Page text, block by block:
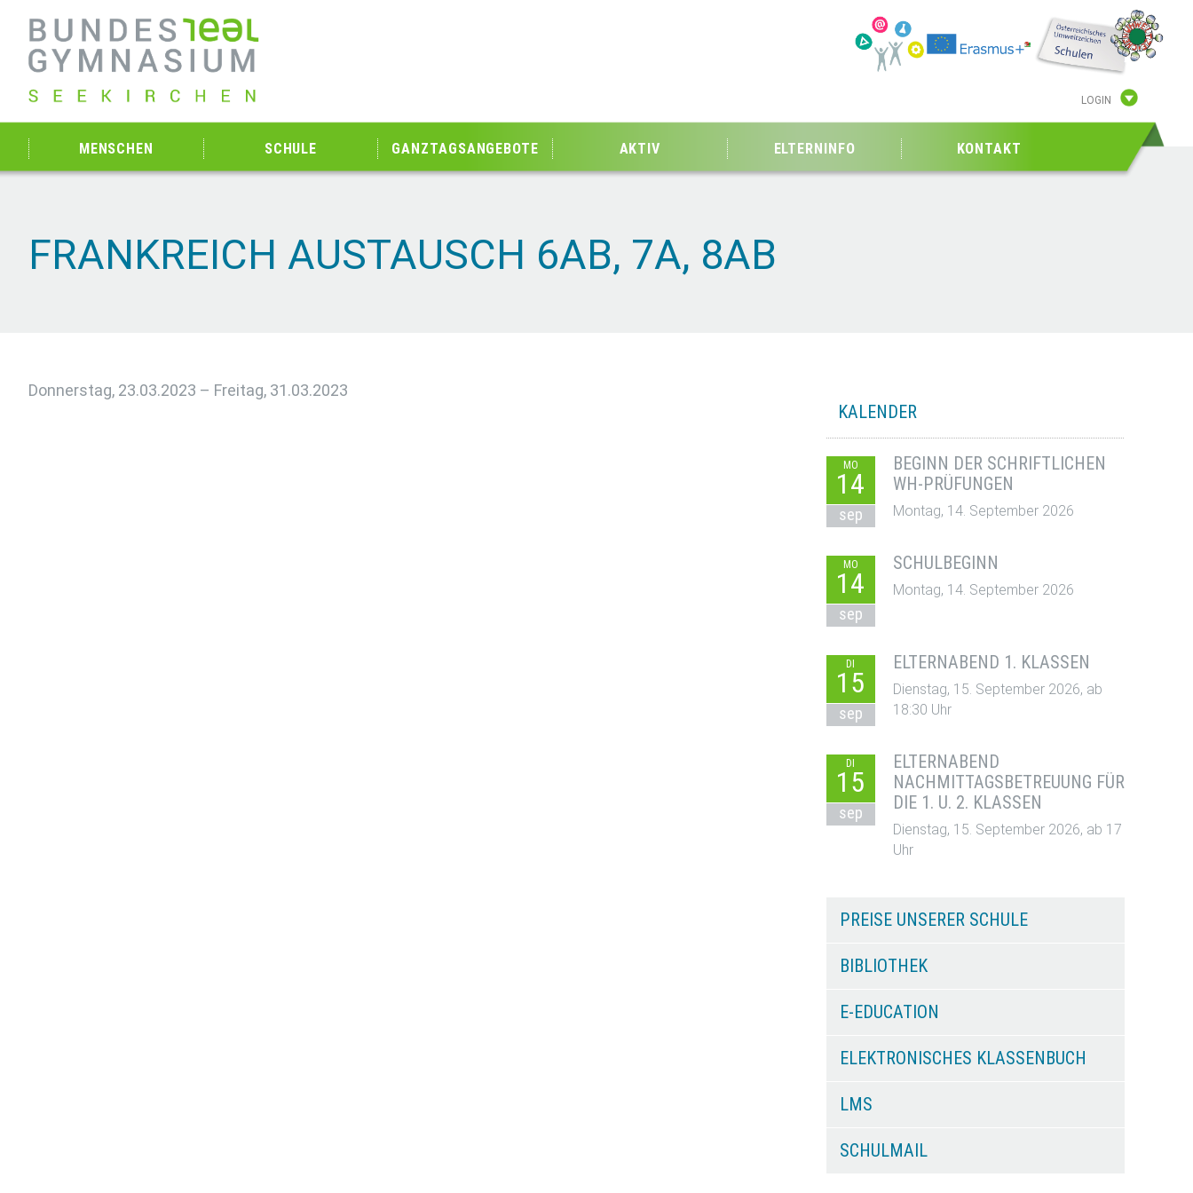
LOGIN
MENSCHEN SCHULE GANZTAGSANGEBOTE AKTIV ELTERNINFO KONTAKT
FRANKREICH AUSTAUSCH 6AB, 7A, 8AB
Donnerstag, 23.03.2023 – Freitag, 31.03.2023
KALENDER
MO
14
sep
BEGINN DER SCHRIFTLICHEN
WH-PRÜFUNGEN
Montag, 14. September 2026
MO
14
sep
SCHULBEGINN
Montag, 14. September 2026
DI
15
sep
ELTERNABEND 1. KLASSEN
Dienstag, 15. September 2026, ab
18:30 Uhr
DI
15
sep
ELTERNABEND
NACHMITTAGSBETREUUNG FÜR
DIE 1. U. 2. KLASSEN
Dienstag, 15. September 2026, ab 17
Uhr
PREISE UNSERER SCHULE
BIBLIOTHEK
E-EDUCATION
ELEKTRONISCHES KLASSENBUCH
LMS
SCHULMAIL